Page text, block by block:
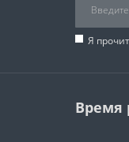
Я
Время